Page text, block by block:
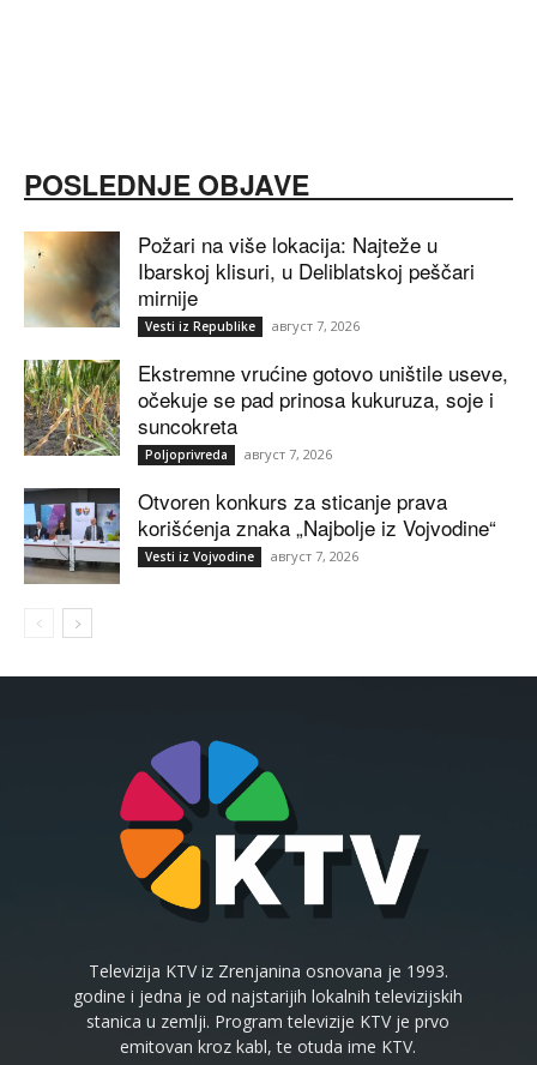
POSLEDNJE OBJAVE
Požari na više lokacija: Najteže u
Ibarskoj klisuri, u Deliblatskoj peščari
mirnije
Vesti iz Republike август 7, 2026
Ekstremne vrućine gotovo uništile useve,
očekuje se pad prinosa kukuruza, soje i
suncokreta
Poljoprivreda август 7, 2026
Otvoren konkurs za sticanje prava
korišćenja znaka „Najbolje iz Vojvodine“
Vesti iz Vojvodine август 7, 2026
Televizija KTV iz Zrenjanina osnovana je 1993.
godine i jedna je od najstarijih lokalnih televizijskih
stanica u zemlji. Program televizije KTV je prvo
emitovan kroz kabl, te otuda ime KTV.